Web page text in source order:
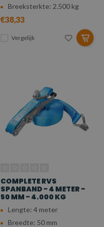
Breeksterkte: 2.500 kg
€38,33
Vergelijk
COMPLETE RVS
SPANBAND - 4 METER -
50 MM - 4.000 KG
Lengte: 4 meter
Breedte: 50 mm